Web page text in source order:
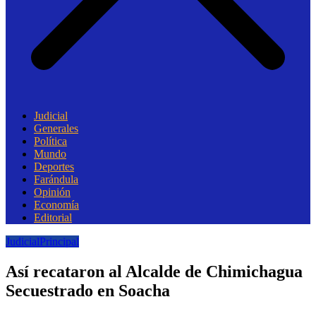
Judicial
Generales
Política
Mundo
Deportes
Farándula
Opinión
Economía
Editorial
JudicialPrincipal
Así recataron al Alcalde de Chimichagua
Secuestrado en Soacha